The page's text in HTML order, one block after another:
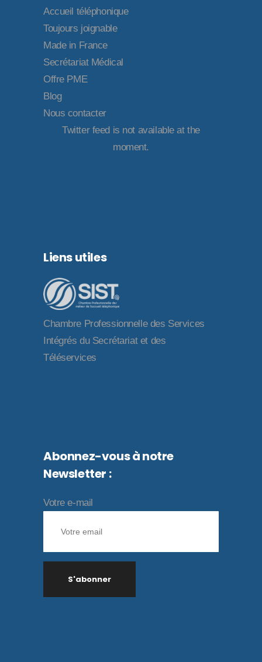
Accueil téléphonique
Toujours joignable
Made in France
Secrétariat Médical
Offre PME
Blog
Nous contacter
Twitter feed is not available at the
moment.
Liens utiles
Chambre Professionnelle des Services
Intégrés du Secrétariat et des
Téléservices
Abonnez-vous à notre
Newsletter :
Votre e-mail